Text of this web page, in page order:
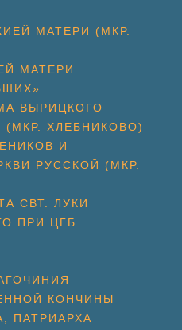
МАТЕРИ (МКР.
МАТЕРИ
ВЫРИЦКОГО
(МКР. ХЛЕБНИКОВО)
И
РУССКОЙ (МКР.
СВТ. ЛУКИ
ПРИ ЦГБ
КОНЧИНЫ
ПАТРИАРХА